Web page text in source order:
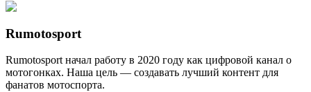
Rumotosport
Rumotosport начал работу в 2020 году как цифровой канал о
мотогонках. Наша цель — создавать лучший контент для
фанатов мотоспорта.